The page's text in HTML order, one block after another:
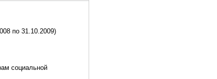
по 31.10.2009)
социальной